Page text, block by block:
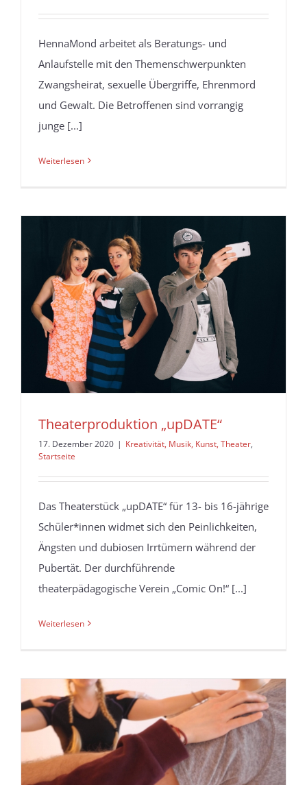
HennaMond arbeitet als Beratungs- und
Anlaufstelle mit den Themenschwerpunkten
Zwangsheirat, sexuelle Übergriffe, Ehrenmord
und Gewalt. Die Betroffenen sind vorrangig
junge [...]
Weiterlesen
Theaterproduktion „upDATE“
17. Dezember 2020 | Kreativität, Musik, Kunst, Theater,
Startseite
Das Theaterstück „upDATE“ für 13- bis 16-jährige
Schüler*innen widmet sich den Peinlichkeiten,
Ängsten und dubiosen Irrtümern während der
Pubertät. Der durchführende
theaterpädagogische Verein „Comic On!“ [...]
Weiterlesen